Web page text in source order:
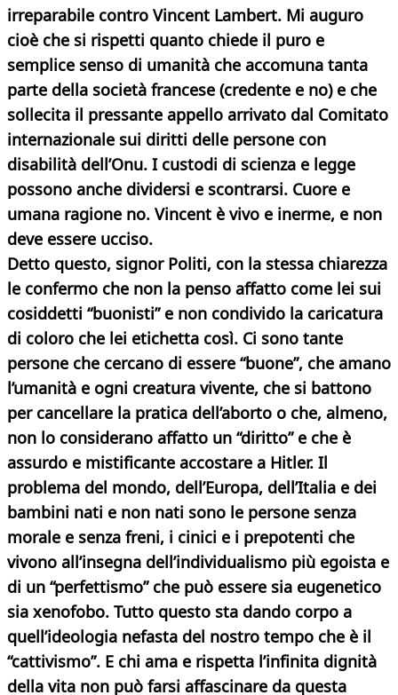
irreparabile contro Vincent Lambert. Mi auguro
cioè che si rispetti quanto chiede il puro e
semplice senso di umanità che accomuna tanta
parte della società francese (credente e no) e che
sollecita il pressante appello arrivato dal Comitato
internazionale sui diritti delle persone con
disabilità dell’Onu. I custodi di scienza e legge
possono anche dividersi e scontrarsi. Cuore e
umana ragione no. Vincent è vivo e inerme, e non
deve essere ucciso.
Detto questo, signor Politi, con la stessa chiarezza
le confermo che non la penso affatto come lei sui
cosiddetti “buonisti” e non condivido la caricatura
di coloro che lei etichetta così. Ci sono tante
persone che cercano di essere “buone”, che amano
l’umanità e ogni creatura vivente, che si battono
per cancellare la pratica dell’aborto o che, almeno,
non lo considerano affatto un “diritto” e che è
assurdo e mistificante accostare a Hitler. Il
problema del mondo, dell’Europa, dell’Italia e dei
bambini nati e non nati sono le persone senza
morale e senza freni, i cinici e i prepotenti che
vivono all’insegna dell’individualismo più egoista e
di un “perfettismo” che può essere sia eugenetico
sia xenofobo. Tutto questo sta dando corpo a
quell’ideologia nefasta del nostro tempo che è il
“cattivismo”. E chi ama e rispetta l’infinita dignità
della vita non può farsi affascinare da questa